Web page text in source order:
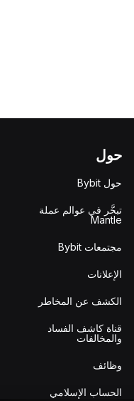
حول
حول Bybit
تبحَّر في عوالم عملة
Mantle
مجتمعات Bybit
الإعلانات
الكشف عن المخاطر
قناة كاشف الفساد
والمخالفات
وظائف
الحساب الإسلامي